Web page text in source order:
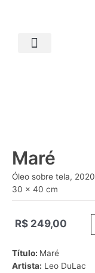
Maré
Óleo sobre tela, 2020
30 x 40 cm
R$ 249,00
Título: Maré
Artista: Leo DuLac